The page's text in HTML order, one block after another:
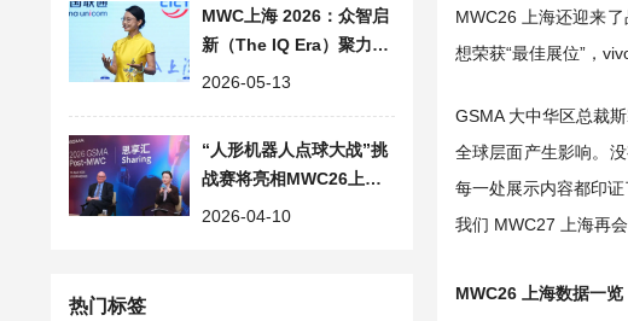
MWC上海 2026：众智启
新（The IQ Era）聚力产
业生态
2026-05-13
“人形机器人点球大战”挑
战赛将亮相MWC26上海,
5月31日前可报名参赛
2026-04-10
热门标签
MWC26 上海还迎来
想荣获“最佳展位”，
GSMA 大中华区总裁
全球层面产生影响。
每一处展示内容都印
我们 MWC27 上海再会
MWC26 上海数据一览